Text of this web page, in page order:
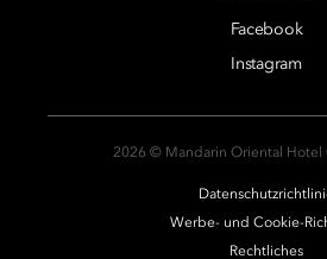
Facebook
Instagram
2026 © Mandarin Oriental Hotel
Werbe- und Cookie-
Rechtliches